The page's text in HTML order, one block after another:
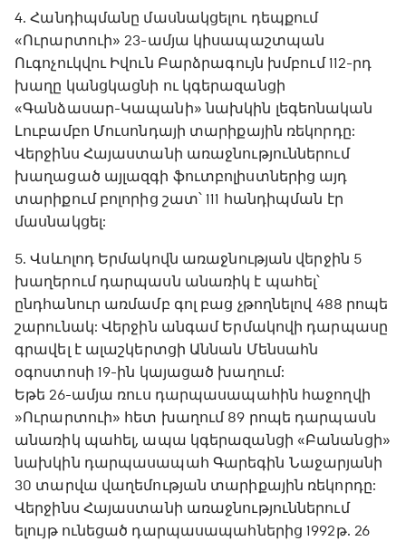
4. Հանդիպմանը մասնակցելու դեպքում
«Ուրարտուի» 23-ամյա կիսապաշտպան
Ուգոչուկվու Իվուն Բարձրագույն խմբում 112-րդ
խաղը կանցկացնի ու կգերազանցի
«Գանձասար-Կապանի» նախկին լեգեոնական
Լուբամբո Մուսոնդայի տարիքային ռեկորդը:
Վերջինս Հայաստանի առաջնություններում
խաղացած այլազգի ֆուտբոլիստներից այդ
տարիքում բոլորից շատ՝ 111 հանդիպման էր
մասնակցել:
5. Վսևոլոդ Երմակովն առաջնության վերջին 5
խաղերում դարպասն անառիկ է պահել՝
ընդհանուր առմամբ գոլ բաց չթողնելով 488 րոպե
շարունակ: Վերջին անգամ Երմակովի դարպասը
գրավել է ալաշկերտցի Աննան Մենսահն
օգոստոսի 19-ին կայացած խաղում:
Եթե 26-ամյա ռուս դարպասապահին հաջողվի
»Ուրարտուի» հետ խաղում 89 րոպե դարպասն
անառիկ պահել, ապա կգերազանցի «Բանանցի»
նախկին դարպասապահ Գարեգին Նաջարյանի
30 տարվա վաղեմության տարիքային ռեկորդը:
Վերջինս Հայաստանի առաջնություններում
ելույթ ունեցած դարպասապահներից 1992թ. 26